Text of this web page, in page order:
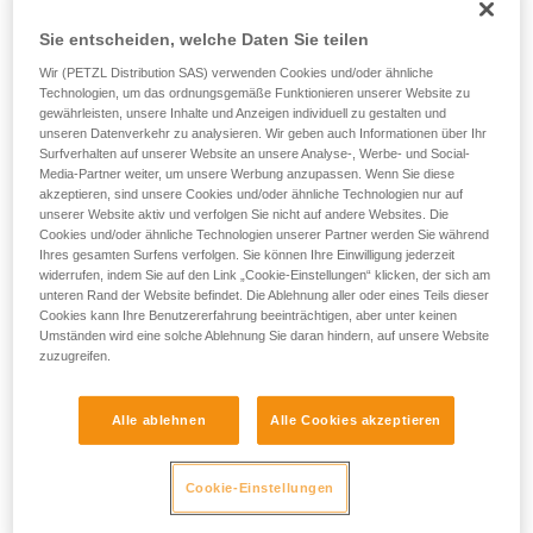
Die Position des ASAP oder des ASAP LOCK in Bezug auf
die anwendende Person beeinflusst die Sturzhöhe und somit
die Aufreißlänge des Falldämpfers: Beide Elemente
vergrößern den Sturzraum.
Halten Sie das ASAP oder ASAP LOCK soweit wie möglich
oberhalb des Befestigungspunkts Ihres Gurts
Sie entscheiden, welche Daten Sie teilen
Wir (PETZL Distribution SAS) verwenden Cookies und/oder ähnliche
Technologien, um das ordnungsgemäße Funktionieren unserer Website zu
gewährleisten, unsere Inhalte und Anzeigen individuell zu gestalten und
unseren Datenverkehr zu analysieren. Wir geben auch Informationen über Ihr
Surfverhalten auf unserer Website an unsere Analyse-, Werbe- und Social-
Media-Partner weiter, um unsere Werbung anzupassen. Wenn Sie diese
akzeptieren, sind unsere Cookies und/oder ähnliche Technologien nur auf
unserer Website aktiv und verfolgen Sie nicht auf andere Websites. Die
Cookies und/oder ähnliche Technologien unserer Partner werden Sie während
Ihres gesamten Surfens verfolgen. Sie können Ihre Einwilligung jederzeit
widerrufen, indem Sie auf den Link „Cookie-Einstellungen“ klicken, der sich am
unteren Rand der Website befindet. Die Ablehnung aller oder eines Teils dieser
Cookies kann Ihre Benutzererfahrung beeinträchtigen, aber unter keinen
Umständen wird eine solche Ablehnung Sie daran hindern, auf unsere Website
zuzugreifen.
Alle ablehnen Alle Cookies akzeptieren
Cookie-Einstellungen